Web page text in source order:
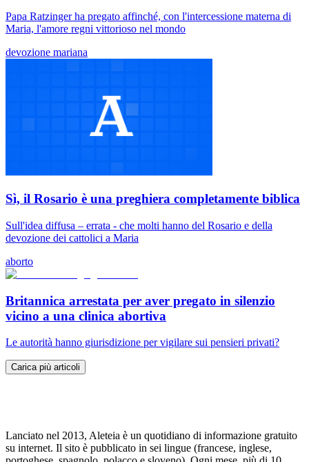
Papa Ratzinger ha pregato affinché, con l'intercessione materna di
Maria, l'amore regni vittorioso nel mondo
devozione mariana
Sì, il Rosario è una preghiera completamente biblica
Sull'idea diffusa – errata - che molti hanno del Rosario e della
devozione dei cattolici a Maria
aborto
Britannica arrestata per aver pregato in silenzio
vicino a una clinica abortiva
Le autorità hanno giurisdizione per vigilare sui pensieri privati?
Carica più articoli
Lanciato nel 2013, Aleteia è un quotidiano di informazione gratuito
su internet. Il sito è pubblicato in sei lingue (francese, inglese,